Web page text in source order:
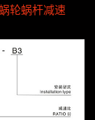
蜗轮蜗杆减速